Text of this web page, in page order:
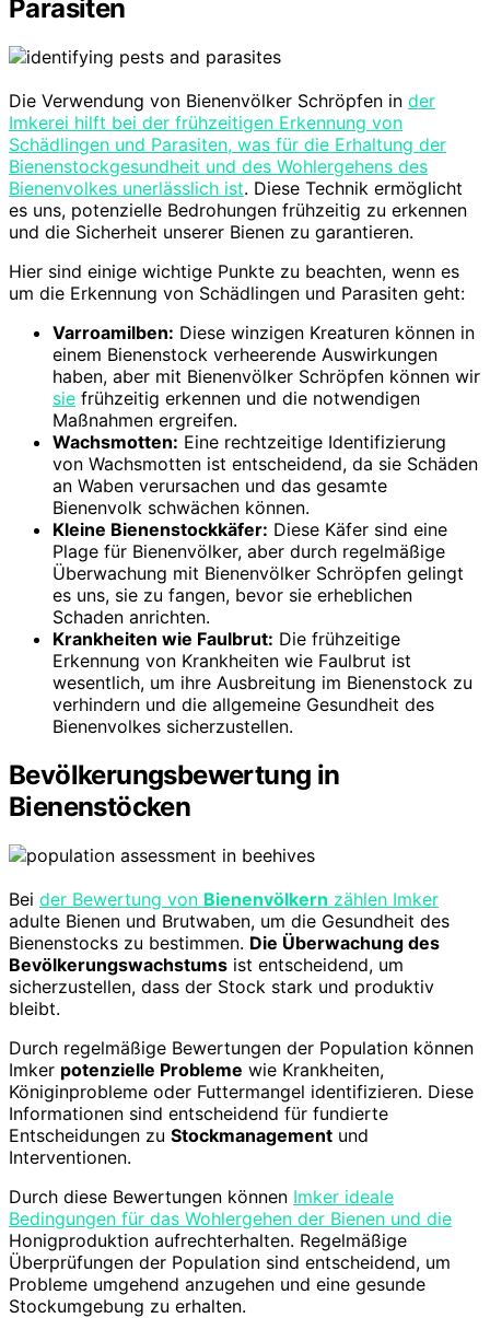
Parasiten
Die Verwendung von Bienenvölker Schröpfen in der
Imkerei hilft bei der frühzeitigen Erkennung von
Schädlingen und Parasiten, was für die Erhaltung der
Bienenstockgesundheit und des Wohlergehens des
Bienenvolkes unerlässlich ist. Diese Technik ermöglicht
es uns, potenzielle Bedrohungen frühzeitig zu erkennen
und die Sicherheit unserer Bienen zu garantieren.
Hier sind einige wichtige Punkte zu beachten, wenn es
um die Erkennung von Schädlingen und Parasiten geht:
Varroamilben: Diese winzigen Kreaturen können in
einem Bienenstock verheerende Auswirkungen
haben, aber mit Bienenvölker Schröpfen können wir
sie frühzeitig erkennen und die notwendigen
Maßnahmen ergreifen.
Wachsmotten: Eine rechtzeitige Identifizierung
von Wachsmotten ist entscheidend, da sie Schäden
an Waben verursachen und das gesamte
Bienenvolk schwächen können.
Kleine Bienenstockkäfer: Diese Käfer sind eine
Plage für Bienenvölker, aber durch regelmäßige
Überwachung mit Bienenvölker Schröpfen gelingt
es uns, sie zu fangen, bevor sie erheblichen
Schaden anrichten.
Krankheiten wie Faulbrut: Die frühzeitige
Erkennung von Krankheiten wie Faulbrut ist
wesentlich, um ihre Ausbreitung im Bienenstock zu
verhindern und die allgemeine Gesundheit des
Bienenvolkes sicherzustellen.
Bevölkerungsbewertung in
Bienenstöcken
Bei der Bewertung von Bienenvölkern zählen Imker
adulte Bienen und Brutwaben, um die Gesundheit des
Bienenstocks zu bestimmen. Die Überwachung des
Bevölkerungswachstums ist entscheidend, um
sicherzustellen, dass der Stock stark und produktiv
bleibt.
Durch regelmäßige Bewertungen der Population können
Imker potenzielle Probleme wie Krankheiten,
Königinprobleme oder Futtermangel identifizieren. Diese
Informationen sind entscheidend für fundierte
Entscheidungen zu Stockmanagement und
Interventionen.
Durch diese Bewertungen können Imker ideale
Bedingungen für das Wohlergehen der Bienen und die
Honigproduktion aufrechterhalten. Regelmäßige
Überprüfungen der Population sind entscheidend, um
Probleme umgehend anzugehen und eine gesunde
Stockumgebung zu erhalten.